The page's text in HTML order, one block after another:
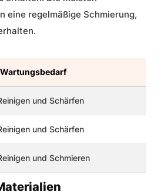
eine regelmäßige Schmierung,
Wartungsbedarf
und Schärfen
und Schärfen
und Schmieren